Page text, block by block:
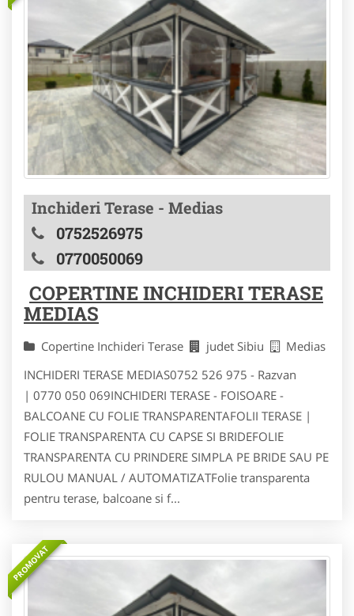
Inchideri Terase - Medias
0752526975
0770050069
COPERTINE INCHIDERI TERASE
MEDIAS
Copertine Inchideri Terase judet Sibiu
Medias
INCHIDERI TERASE MEDIAS0752 526 975 - Razvan
| 0770 050 069INCHIDERI TERASE - FOISOARE -
BALCOANE CU FOLIE TRANSPARENTAFOLII TERASE |
FOLIE TRANSPARENTA CU CAPSE SI BRIDEFOLIE
TRANSPARENTA CU PRINDERE SIMPLA PE BRIDE SAU PE
RULOU MANUAL / AUTOMATIZATFolie transparenta
pentru terase, balcoane si f...
PROMOVAT